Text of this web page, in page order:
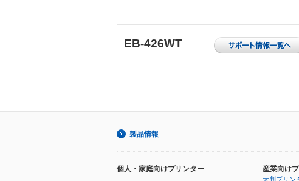
EB-426WT
製品情報
個人・家庭向けプリンター 産業向け
大判プリン